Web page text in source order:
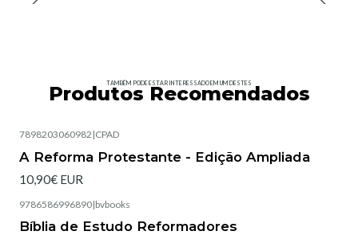
TAMBÉM PODE ESTAR INTERESSADO EM UM DESTES
Produtos Recomendados
7898203060982 |CPAD
A Reforma Protestante - Edição Ampliada
10,90€ EUR
9786586996890|bvbooks
Bíblia de Estudo Reformadores